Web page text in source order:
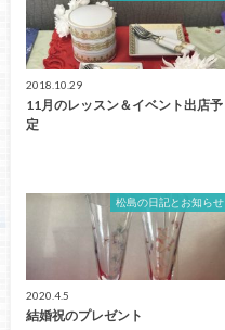
2018.10.29
11月のレッスン＆イベント出店予
定
松島の日記とお知らせ
2020.4.5
結婚祝のプレゼント